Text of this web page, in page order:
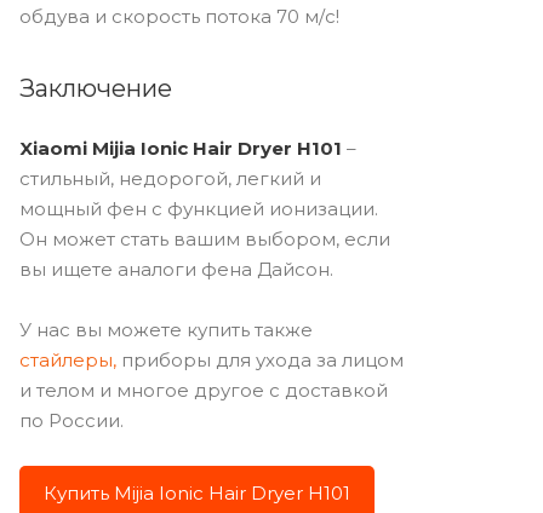
обдува и скорость потока 70 м/c!
Заключение
Xiaomi Mijia Ionic Hair Dryer H101 –
стильный, недорогой, легкий и
мощный фен с функцией ионизации.
Он может стать вашим выбором, если
вы ищете аналоги фена Дайсон.
У нас вы можете купить также
стайлеры, приборы для ухода за лицом
и телом и многое другое с доставкой
по России.
Купить Mijia Ionic Hair Dryer H101